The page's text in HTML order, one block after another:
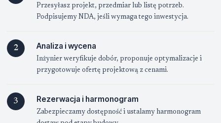
Przesyłasz projekt, przedmiar lub listę potrzeb.
Podpisujemy NDA, jeśli wymaga tego inwestycja.
2 Analiza i wycena
Inżynier weryfikuje dobór, proponuje optymalizacje i
przygotowuje ofertę projektową z cenami.
3 Rezerwacja i harmonogram
Zabezpieczamy dostępność i ustalamy harmonogram